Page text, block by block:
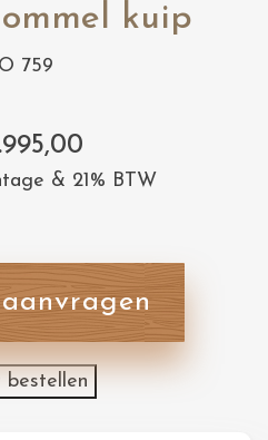
kuip
759
& 21% BTW
bestellen